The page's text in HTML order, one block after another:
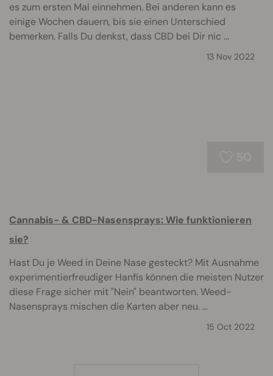
es zum ersten Mal einnehmen. Bei anderen kann es
einige Wochen dauern, bis sie einen Unterschied
bemerken. Falls Du denkst, dass CBD bei Dir nic ...
13 Nov 2022
Cannabis- & CBD-Nasensprays: Wie funktionieren
sie?
Hast Du je Weed in Deine Nase gesteckt? Mit Ausnahme
experimentierfreudiger Hanfis können die meisten Nutzer
diese Frage sicher mit "Nein" beantworten. Weed-
Nasensprays mischen die Karten aber neu. ...
15 Oct 2022